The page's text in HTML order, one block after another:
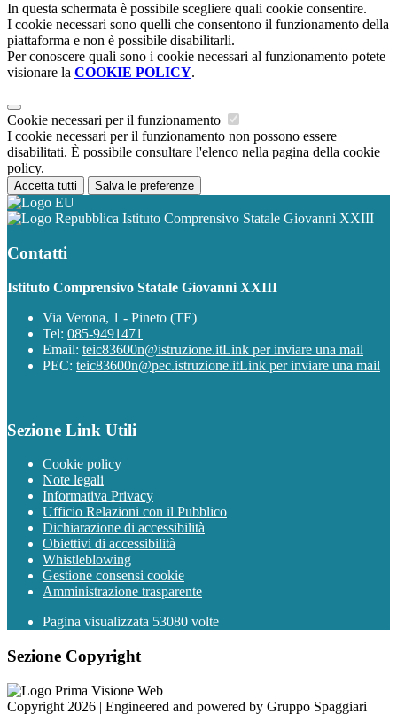
In questa schermata è possibile scegliere quali cookie consentire.
I cookie necessari sono quelli che consentono il funzionamento della
piattaforma e non è possibile disabilitarli.
Per conoscere quali sono i cookie necessari al funzionamento potete
visionare la COOKIE POLICY.
Cookie necessari per il funzionamento
I cookie necessari per il funzionamento non possono essere
disabilitati. È possibile consultare l'elenco nella pagina della cookie
policy.
Accetta tutti Salva le preferenze
Istituto Comprensivo Statale Giovanni XXIII
Contatti
Istituto Comprensivo Statale Giovanni XXIII
Via Verona, 1 - Pineto (TE)
Tel: 085-9491471
Email: teic83600n@istruzione.itLink per inviare una mail
PEC: teic83600n@pec.istruzione.itLink per inviare una mail
Sezione Link Utili
Cookie policy
Note legali
Informativa Privacy
Ufficio Relazioni con il Pubblico
Dichiarazione di accessibilità
Obiettivi di accessibilità
Whistleblowing
Gestione consensi cookie
Amministrazione trasparente
Pagina visualizzata 53080 volte
Sezione Copyright
Copyright 2026 | Engineered and powered by Gruppo Spaggiari